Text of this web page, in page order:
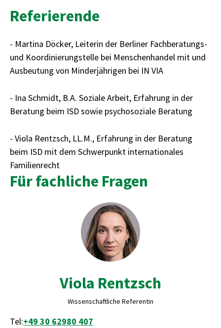
Referierende
- Martina Döcker, Leiterin der Berliner Fachberatungs-
und Koordinierungstelle bei Menschenhandel mit und
Ausbeutung von Minderjährigen bei IN VIA
- Ina Schmidt, B.A. Soziale Arbeit, Erfahrung in der
Beratung beim ISD sowie psychosoziale Beratung
- Viola Rentzsch, LL.M., Erfahrung in der Beratung
beim ISD mit dem Schwerpunkt internationales
Familienrecht
Für fachliche Fragen
Viola Rentzsch
Wissenschaftliche Referentin
Tel:+49 30 62980 407